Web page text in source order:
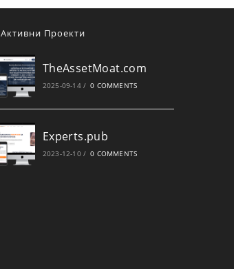
Активни Проекти
TheAssetMoat.com
2025-09-14 / 0 COMMENTS
Experts.pub
2023-12-10 / 0 COMMENTS